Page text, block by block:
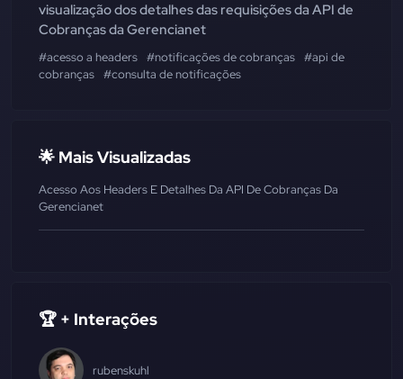
visualização dos detalhes das requisições da API de
Cobranças da Gerencianet
#acesso a headers #notificações de cobranças #api de
cobranças #consulta de notificações
🌟 Mais Visualizadas
Acesso Aos Headers E Detalhes Da API De Cobranças Da
Gerencianet
🏆 + Interações
rubenskuhl